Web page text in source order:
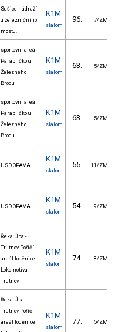
Sušice nádraží
u železničního
mostu.
K1M
slalom
96. 7/ZM
sportovní areál
Paraplíčko u
Železného
Brodu
K1M
slalom
63. 5/ZM
sportovní areál
Paraplíčko u
Železného
Brodu
K1M
slalom
63. 5/ZM
USD OPAVA
K1M
slalom
55. 11/ZM
USD OPAVA
K1M
slalom
54. 9/ZM
Řeka Úpa -
Trutnov Poříčí -
areál loděnice
Lokomotiva
Trutnov
K1M
slalom
74. 8/ZM
Řeka Úpa -
Trutnov Poříčí -
areál loděnice
K1M
slalom
77. 5/ZM